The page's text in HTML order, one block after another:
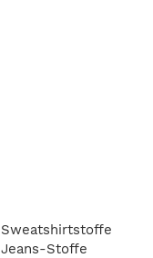
Sweatshirtstoffe
Jeans-Stoffe